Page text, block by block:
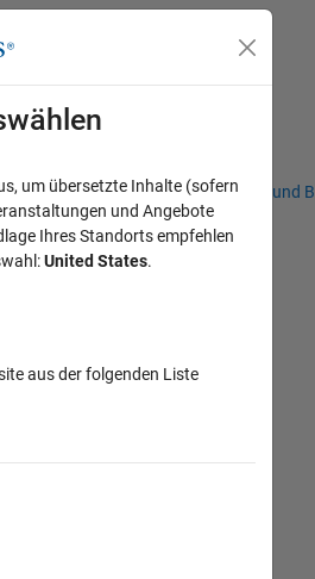
Niederlassungen Studierende und
Off-Canvas-
(EDG)
Tools
um übersetzte Inhalte (sofern
und Angebote
Ihres Standorts empfehlen
United States.
aus der folgenden Liste